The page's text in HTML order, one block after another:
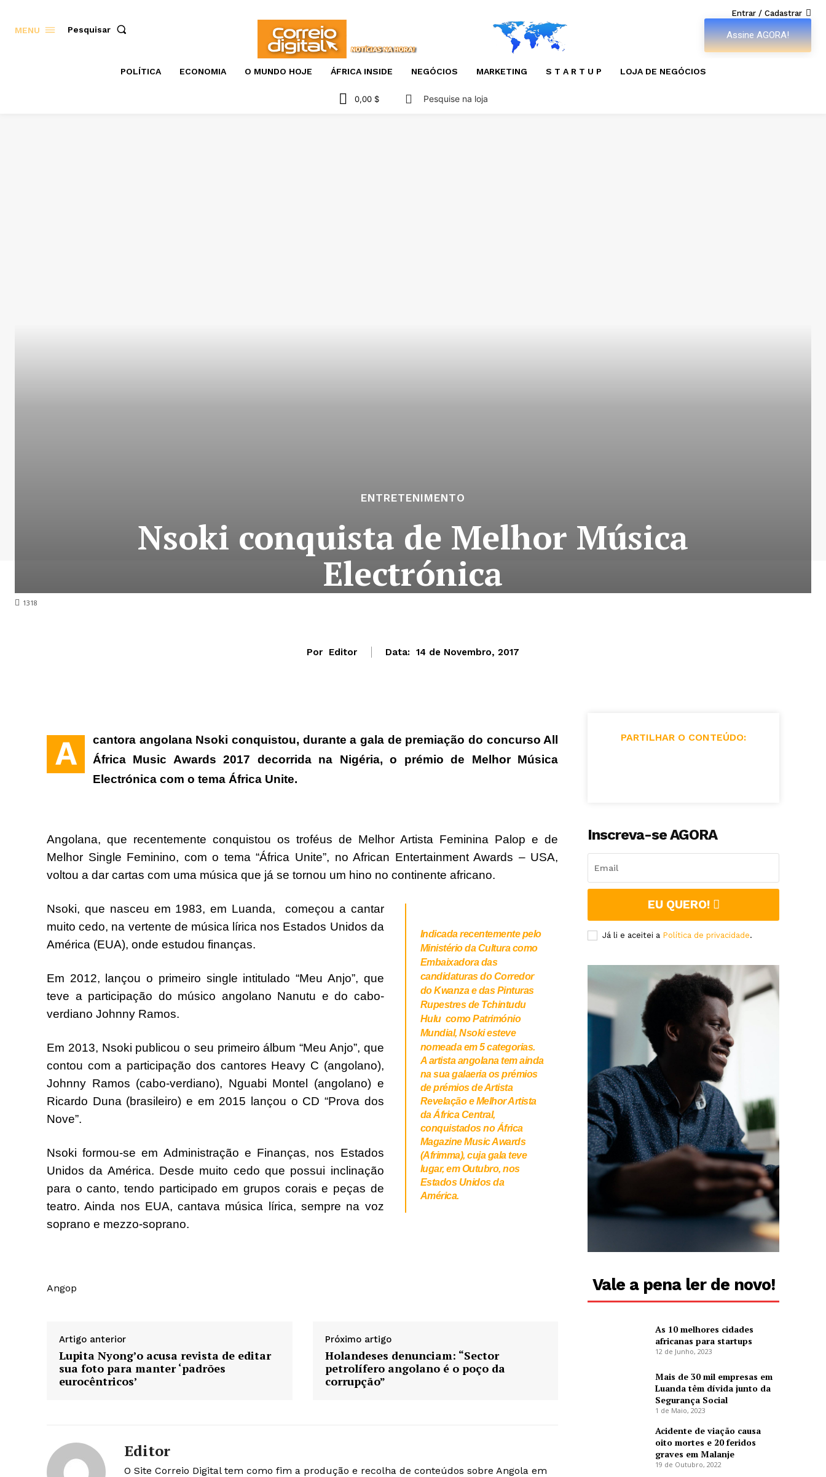
MENU Pesquisar
Entrar / Cadastrar
Assine AGORA!
POLÍTICA ECONOMIA O MUNDO HOJE ÁFRICA INSIDE NEGÓCIOS MARKETING S T A R T U P LOJA DE NEGÓCIOS
0,00 $ Pesquise na loja
1318
ENTRETENIMENTO
Nsoki conquista de Melhor Música
Electrónica
Por Editor Data: 14 de Novembro, 2017
A
cantora angolana Nsoki conquistou, durante a gala de premiação do concurso All
África Music Awards 2017 decorrida na Nigéria, o prémio de Melhor Música
Electrónica com o tema África Unite.
Angolana, que recentemente conquistou os troféus de Melhor Artista Feminina Palop e de
Melhor Single Feminino, com o tema “África Unite”, no African Entertainment Awards – USA,
voltou a dar cartas com uma música que já se tornou um hino no continente africano.
Indicada recentemente pelo
Ministério da Cultura como
Embaixadora das
candidaturas do Corredor
do Kwanza e das Pinturas
Rupestres de Tchintudu
Hulu como Património
Mundial, Nsoki esteve
nomeada em 5 categorias.
A artista angolana tem ainda
na sua galaeria os prémios
de prémios de Artista
Revelação e Melhor Artista
da África Central,
conquistados no África
Magazine Music Awards
(Afrimma), cuja gala teve
lugar, em Outubro, nos
Estados Unidos da
América.
Nsoki, que nasceu em 1983, em Luanda, começou a cantar
muito cedo, na vertente de música lírica nos Estados Unidos da
América (EUA), onde estudou finanças.
Em 2012, lançou o primeiro single intitulado “Meu Anjo”, que
teve a participação do músico angolano Nanutu e do cabo-
verdiano Johnny Ramos.
Em 2013, Nsoki publicou o seu primeiro álbum “Meu Anjo”, que
contou com a participação dos cantores Heavy C (angolano),
Johnny Ramos (cabo-verdiano), Nguabi Montel (angolano) e
Ricardo Duna (brasileiro) e em 2015 lançou o CD “Prova dos
Nove”.
Nsoki formou-se em Administração e Finanças, nos Estados
Unidos da América. Desde muito cedo que possui inclinação
para o canto, tendo participado em grupos corais e peças de
teatro. Ainda nos EUA, cantava música lírica, sempre na voz
soprano e mezzo-soprano.
Angop
Artigo anterior
Lupita Nyong’o acusa revista de editar
sua foto para manter ‘padrões
eurocêntricos’
Próximo artigo
Holandeses denunciam: “Sector
petrolífero angolano é o poço da
corrupção”
Editor
O Site Correio Digital tem como fim a produção e recolha de conteúdos sobre Angola em
PARTILHAR O CONTEÚDO:
Inscreva-se AGORA
EU QUERO!
Já li e aceitei a Política de privacidade.
Vale a pena ler de novo!
As 10 melhores cidades
africanas para startups
12 de Junho, 2023
Mais de 30 mil empresas em
Luanda têm dívida junto da
Segurança Social
1 de Maio, 2023
Acidente de viação causa
oito mortes e 20 feridos
graves em Malanje
19 de Outubro, 2022